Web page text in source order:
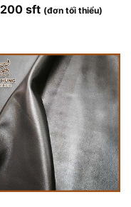
200 sft (đơn tối thiểu)